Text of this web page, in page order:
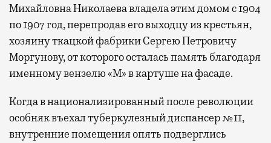
Михайловна Николаева владела этим домом с 1904
по 1907 год, перепродав его выходцу из крестьян,
хозяину ткацкой фабрики Сергею Петровичу
Моргунову, от которого осталась память благодаря
именному вензелю «М» в картуше на фасаде.
Когда в национализированный после революции
особняк въехал туберкулезный диспансер №11,
внутренние помещения опять подверглись